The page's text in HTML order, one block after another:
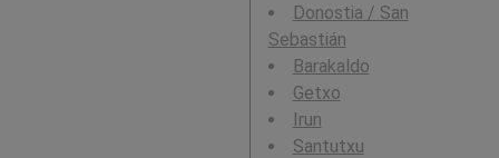
Donostia / San
Sebastián
Barakaldo
Getxo
Irun
Santutxu